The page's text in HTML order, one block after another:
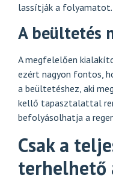
lassítják a folyamatot.
A beültetés
A megfelelően
ezért nagyon fontos,
a beültetéshez, aki
kellő tapasztalattal
befolyásolhatja a
Csak a
terhelhető